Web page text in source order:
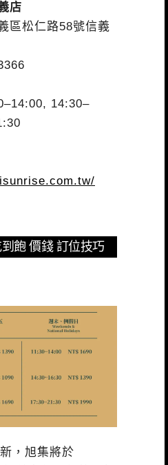
店
區松仁路58號信義
14:30–
飽 價錢 訂位技巧
，旭集將於